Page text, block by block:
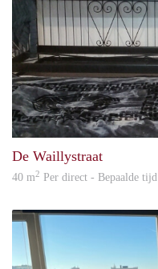
De Waillystraat
40 m2 Per direct - Bepaalde tijd